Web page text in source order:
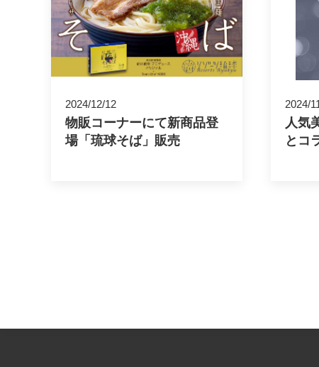
2024/12/12
物販コーナーにて新商品登
場「琉球そば」販売
2024/
人気
とコ